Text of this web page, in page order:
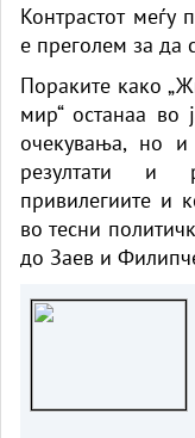
Контрастот меѓу
е преголем за да
Пораките како
мир“ останаа во
очекувања, но
резултати и
привилегиите и
во тесни
до Заев и